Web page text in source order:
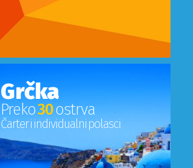
Grčka
Preko30ostrva
Čarter i individualni polasci